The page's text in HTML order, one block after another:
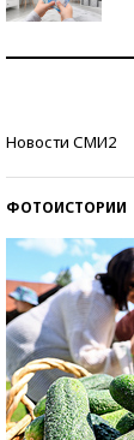
Новости СМИ2
ФОТОИСТОРИИ